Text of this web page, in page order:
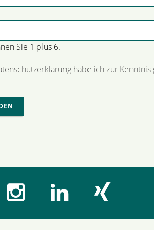
Sie 1 plus 6.
habe ich zur